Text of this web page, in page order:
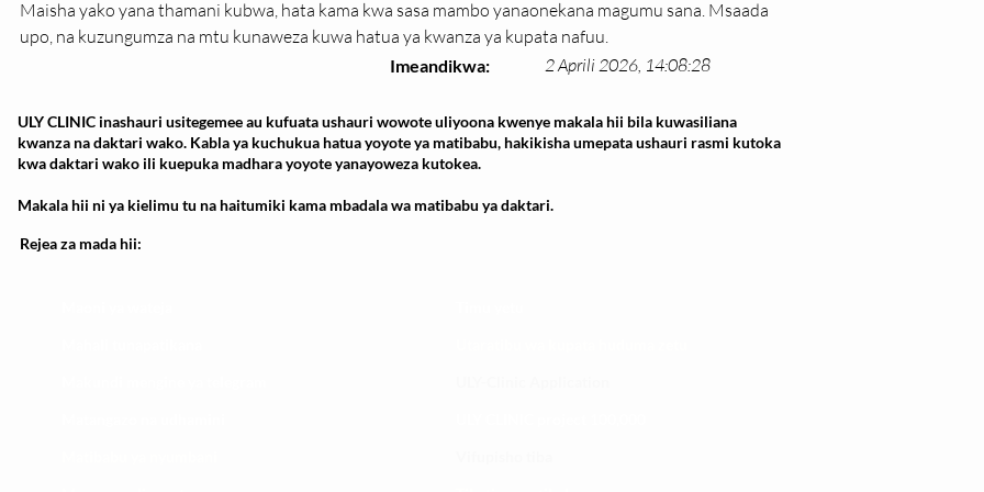
Maisha yako yana thamani kubwa, hata kama kwa sasa mambo yanaonekana magumu sana. Msaada
upo, na kuzungumza na mtu kunaweza kuwa hatua ya kwanza ya kupata nafuu.
Imeandikwa: 2 Aprili 2026, 14:08:28
ULY CLINIC inashauri usitegemee au kufuata ushauri wowote uliyoona kwenye makala hii bila kuwasiliana
kwanza na daktari wako. Kabla ya kuchukua hatua yoyote ya matibabu, hakikisha umepata ushauri rasmi kutoka
kwa daktari wako ili kuepuka madhara yoyote yanayoweza kutokea.
Makala hii ni ya kielimu tu na haitumiki kama mbadala wa matibabu ya daktari.
Rejea za mada hii: